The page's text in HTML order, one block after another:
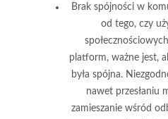
Brak spójności w
od tego, czy
platform, ważne jest,
była spójna.
nawet przesłaniu
zamieszanie wśród